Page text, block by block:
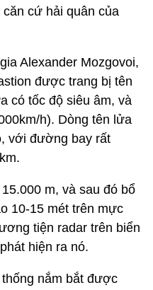
cứ hải quân của
Alexander Mozgovoi,
được trang bị tên
có tốc độ siêu âm, và
h). Dòng tên lửa
với đường bay rất
m, và sau đó bổ
10-15 mét trên mực
tiện radar trên biển
hiện ra nó.
nắm bắt được